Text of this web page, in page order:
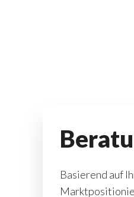
Basierend auf